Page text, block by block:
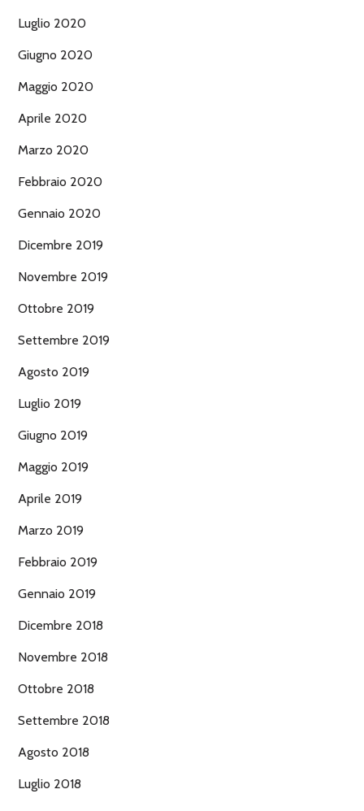
Luglio 2020
Giugno 2020
Maggio 2020
Aprile 2020
Marzo 2020
Febbraio 2020
Gennaio 2020
Dicembre 2019
Novembre 2019
Ottobre 2019
Settembre 2019
Agosto 2019
Luglio 2019
Giugno 2019
Maggio 2019
Aprile 2019
Marzo 2019
Febbraio 2019
Gennaio 2019
Dicembre 2018
Novembre 2018
Ottobre 2018
Settembre 2018
Agosto 2018
Luglio 2018